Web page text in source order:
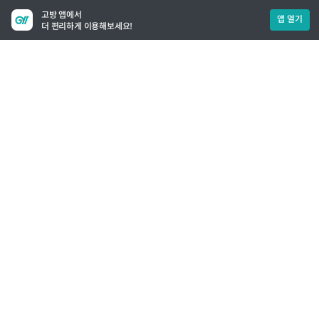
고방 앱에서
더 편리하게 이용해보세요!
앱 열기